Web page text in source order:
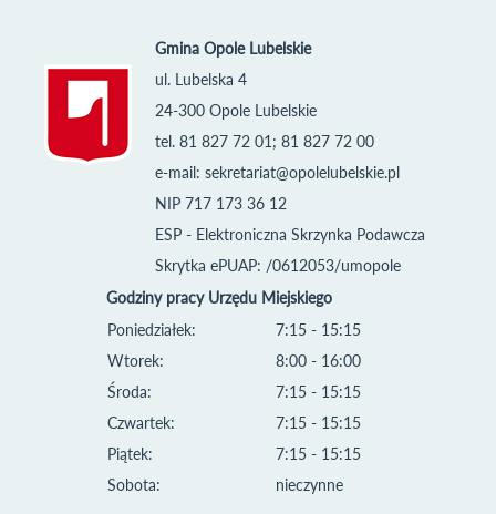
Gmina Opole Lubelskie
ul. Lubelska 4
24-300 Opole Lubelskie
tel. 81 827 72 01; 81 827 72 00
e-mail: sekretariat@opolelubelskie.pl
NIP 717 173 36 12
ESP - Elektroniczna Skrzynka Podawcza
Skrytka ePUAP: /0612053/umopole
Godziny pracy Urzędu Miejskiego
Poniedziałek:
Wtorek:
Środa:
Czwartek:
Piątek:
Sobota:
7:15 - 15:15
8:00 - 16:00
7:15 - 15:15
7:15 - 15:15
7:15 - 15:15
nieczynne